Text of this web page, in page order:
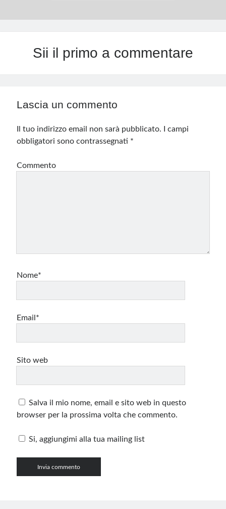
Sii il primo a commentare
Lascia un commento
Il tuo indirizzo email non sarà pubblicato.
I campi
obbligatori sono contrassegnati *
Commento
Nome*
Email*
Sito web
Salva il mio nome, email e sito web in questo
browser per la prossima volta che commento.
Si, aggiungimi alla tua mailing list